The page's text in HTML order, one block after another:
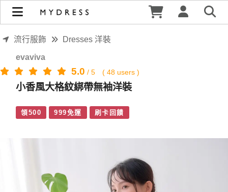
小香風大格紋綁帶無袖洋裝 | MYDRESS 時裳韓風
流行服飾 Dresses 洋裝
evaviva
5.0 / 5 ( 48 users )
小香風大格紋綁帶無袖洋裝
領500 999免運 刷卡回饋